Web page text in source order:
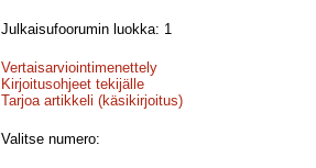
Julkaisufoorumin luokka: 1
Vertaisarviointimenettely
Kirjoitusohjeet tekijälle
Tarjoa artikkeli (käsikirjoitus)
Valitse numero: